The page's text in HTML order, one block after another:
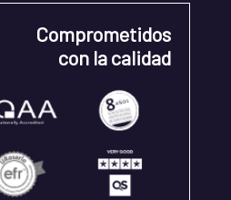
Comprometidos
con la calidad